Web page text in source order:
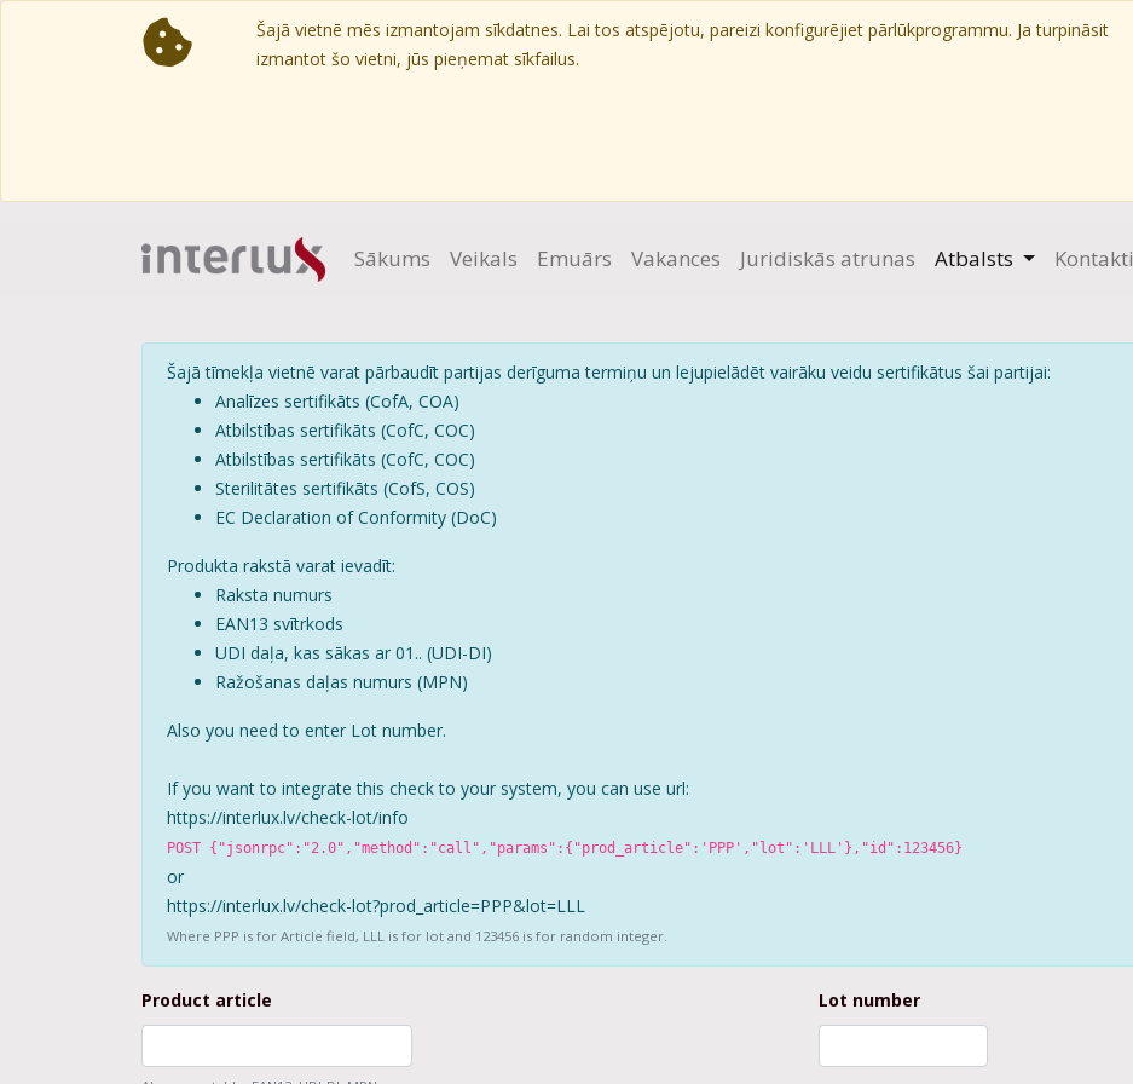
Šajā vietnē mēs izmantojam sīkdatnes. Lai tos atspējotu, pareizi konfigurējiet pārlūkprogrammu. Ja turpināsit
izmantot šo vietni, jūs pieņemat sīkfailus.
Sākums Veikals Emuārs Vakances Juridiskās atrunas Atbalsts Kontakti
Šajā tīmekļa vietnē varat pārbaudīt partijas derīguma termiņu un lejupielādēt vairāku veidu sertifikātus šai partijai:
Analīzes sertifikāts (CofA, COA)
Atbilstības sertifikāts (CofC, COC)
Atbilstības sertifikāts (CofC, COC)
Sterilitātes sertifikāts (CofS, COS)
EC Declaration of Conformity (DoC)
Produkta rakstā varat ievadīt:
Raksta numurs
EAN13 svītrkods
UDI daļa, kas sākas ar 01.. (UDI-DI)
Ražošanas daļas numurs (MPN)
Also you need to enter Lot number.
If you want to integrate this check to your system, you can use url:
https://interlux.lv/check-lot/info
POST {"jsonrpc":"2.0","method":"call","params":{"prod_article":'PPP',"lot":'LLL'},"id":123456}
or
https://interlux.lv/check-lot?prod_article=PPP&lot=LLL
Where PPP is for Article field, LLL is for lot and 123456 is for random integer.
Product article Lot number